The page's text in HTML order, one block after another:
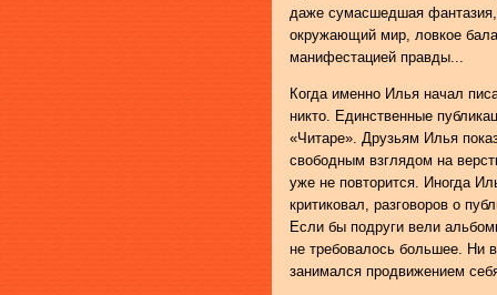
даже сумасшедшая
окружающий мир, ловкое
манифестацией правды...
Когда именно Илья начал
никто. Единственные
«Читаре». Друзьям Илья
свободным взглядом на
уже не повторится. Иногда
критиковал, разговоров о
Если бы подруги вели
не требовалось большее. Ни
занимался продвижением